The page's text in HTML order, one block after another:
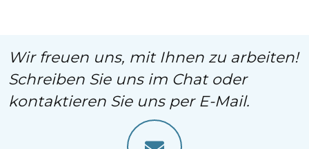
Wir freuen uns, mit Ihnen zu arbeiten!
Schreiben Sie uns im Chat oder
kontaktieren Sie uns per E-Mail.